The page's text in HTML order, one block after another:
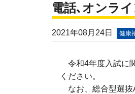
電話､オンラ
2021年08月24日 健康
令和4年度入試に
ください。
なお、総合型選抜